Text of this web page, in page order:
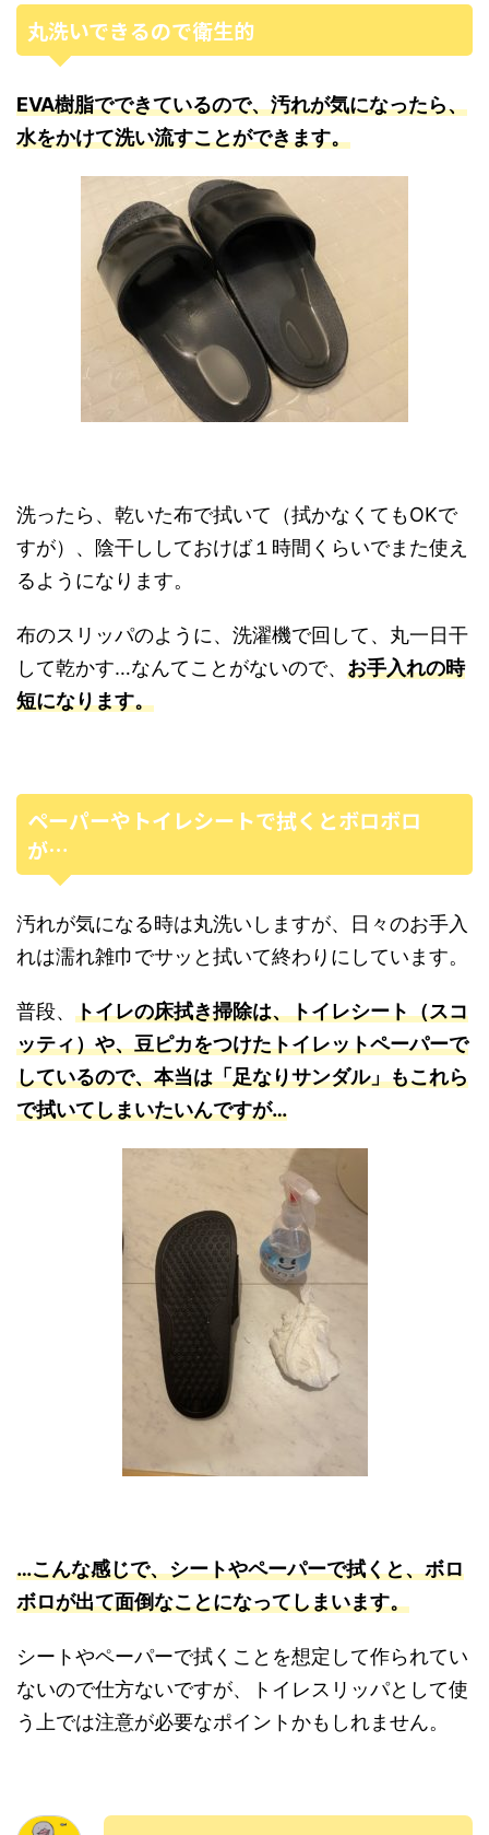
丸洗いできるので衛生的
EVA樹脂でできているので、汚れが気になったら、
水をかけて洗い流すことができます。
洗ったら、乾いた布で拭いて（拭かなくてもOKで
すが）、陰干ししておけば１時間くらいでまた使え
るようになります。
布のスリッパのように、洗濯機で回して、丸一日干
して乾かす…なんてことがないので、 お手入れの時
短になります。
ペーパーやトイレシートで拭くとボロボロ
が…
汚れが気になる時は丸洗いしますが、日々のお手入
れは濡れ雑巾でサッと拭いて終わりにしています。
普段、 トイレの床拭き掃除は、トイレシート（スコ
ッティ）や、豆ピカをつけたトイレットペーパーで
しているので、本当は「足なりサンダル」もこれら
で拭いてしまいたいんですが…
…こんな感じで、シートやペーパーで拭くと、ボロ
ボロが出て面倒なことになってしまいます。
シートやペーパーで拭くことを想定して作られてい
ないので仕方ないですが、トイレスリッパとして使
う上では注意が必要なポイントかもしれません。